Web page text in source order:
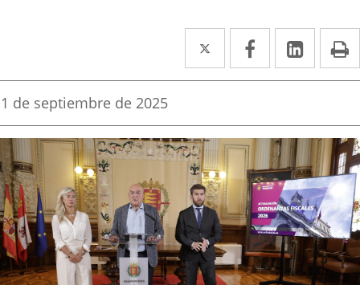
Twitter
Enlace
a
aplicación
externa.
Facebook
Enlace
a
aplicación
externa.
Enlace
a
Fecha
la
noticia
1 de septiembre de 2025